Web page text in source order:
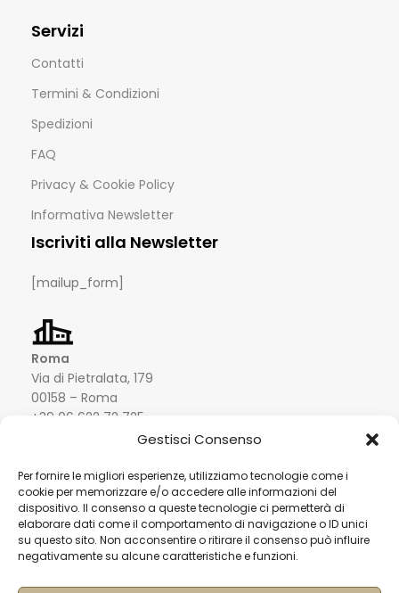
Gestisci Consenso
Per fornire le migliori esperienze, utilizziamo tecnologie come i
cookie per memorizzare e/o accedere alle informazioni del
dispositivo. Il consenso a queste tecnologie ci permetterà di
elaborare dati come il comportamento di navigazione o ID unici
su questo sito. Non acconsentire o ritirare il consenso può influire
negativamente su alcune caratteristiche e funzioni.
Servizi
Contatti
Termini & Condizioni
Spedizioni
FAQ
Privacy & Cookie Policy
Informativa Newsletter
Iscriviti alla Newsletter
[mailup_form]
Roma
Via di Pietralata, 179
00158 – Roma
+39 06 622 72 725
Milano
Strada Padana superiore 30
20063 Cernusco sul Naviglio MI
0249464358
sedemilano@hqf.it